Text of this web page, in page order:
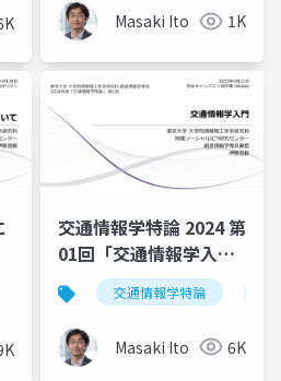
2024
Masaki Ito 1K
交通情報学特論 2024 第
01回「交通情報学入
門」 講師：伊藤昌毅
（東京大学）
交通情報学特論
Masaki Ito 6K